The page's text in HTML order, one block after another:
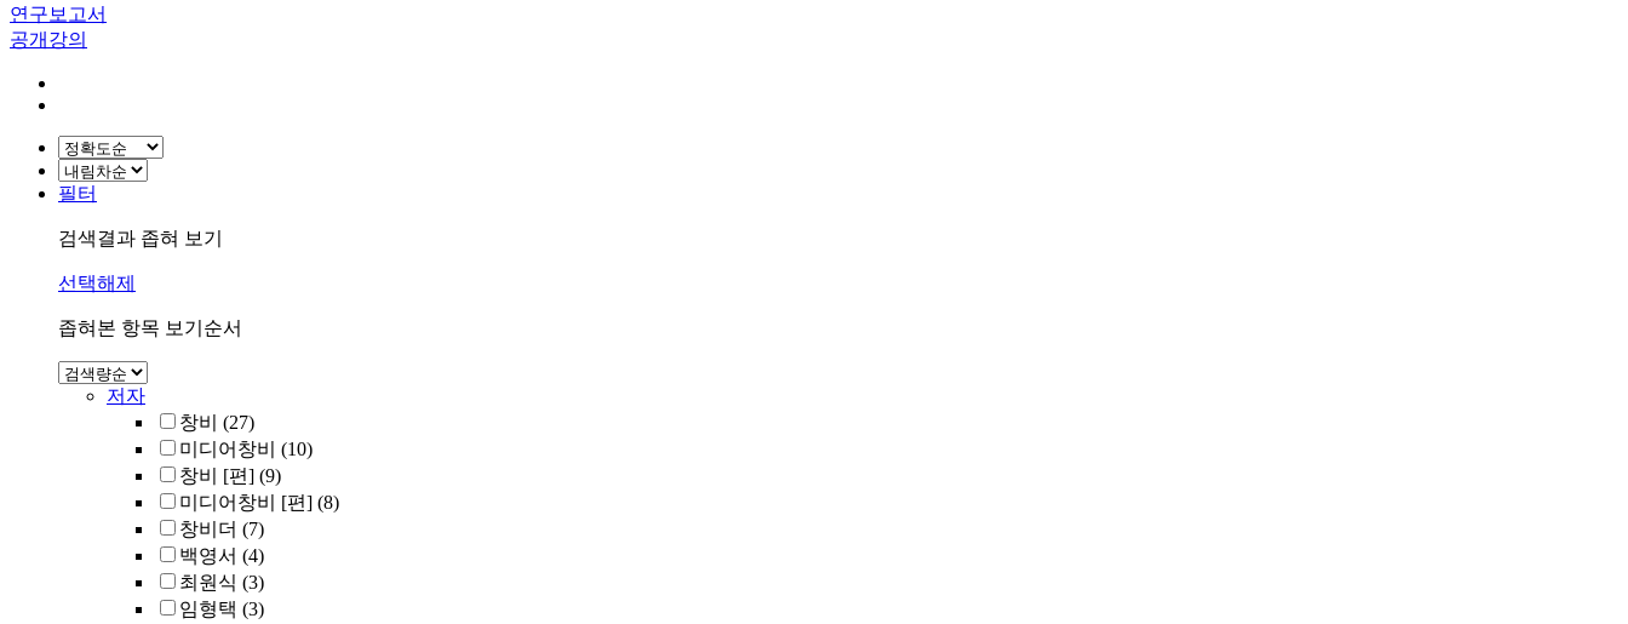
연구보고서
공개강의
필터
검색결과 좁혀 보기
선택해제
좁혀본 항목 보기순서
저자
창비
(27)
미디어창비
(10)
창비 [편] (9)
미디어창비 [편] (8)
창비더 (7)
백영서 (4)
최원식 (3)
임형택 (3)